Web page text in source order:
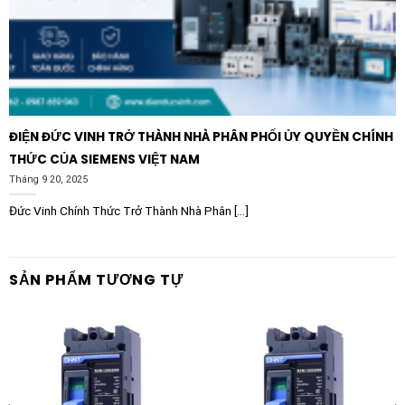
thiểu tối đa thời gian dừng máy ngoài ý muốn.
Thân thiện với môi trường và bền vững:Sản phẩm
đạt chứng nhận đạt tiêu chuẩn sinh thái Green
Premium của Schneider Electric, cam kết tuân thủ
nghiêm ngặt các quy định môi trường như RoHS và
REACH. Với khả năng tái chế lên tới 64% và giảm
lượng phát thải carbon trong toàn bộ vòng đời sản
phẩm, thiết bị hỗ trợ doanh nghiệp hướng tới các
Khởi động mềm Schneider Altivar ATS130
dụng và tối ưu nhất cho các ứng dụng máy móc từ cơ
bản đến trung bình, bao gồm:
Hệ thống bơm nước và xử lý nước thải: Giúp khởi
ĐIỆN ĐỨC VINH TRỞ THÀNH NHÀ PHÂN PHỐI ỦY QUYỀN CHÍNH
THỨC CỦA SIEMENS VIỆT NAM
Tháng 9 20, 2025
Đức Vinh Chính Thức Trở Thành Nhà Phân [...]
SẢN PHẨM TƯƠNG TỰ